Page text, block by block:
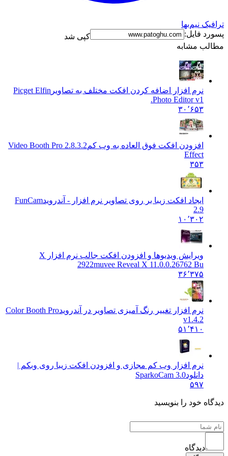
نیم‌بها
فایل:
کپی شد
مشابه
نرم افزار اضافه کردن افکت مختلف به تصاویرPicget Elfin
Photo Editor v1.
۳۰٬۶۵۳
افزودن افکت فوق العاده به وب کمVideo Booth Pro 2.8.3.2
Effect
ایجاد افکت زیبا بر روی تصاویر نرم افزار - آندرویدFunCam
۱۰٬۳۰۲
ویرایش ویدیوها و افزودن افکت جالب نرم افزار X
2922muvee Reveal X 11.0.0.26762 Bu
۳۶٬۳۷۵
نرم افزار تغییر رنگ آمیزی تصاویر در آندرویدColor Booth Pro
v1.4.2
۵۱٬۴۱۰
نرم افزار وب کم مجازی و افزودن افکت زیبا روی وبکم |
SparkoCam 3.0
خود را بنویسید
دیدگاه